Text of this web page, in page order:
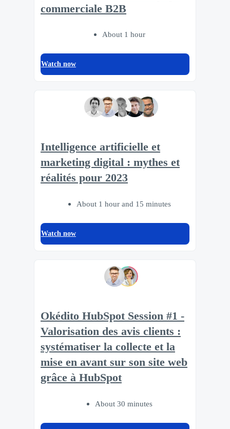
commerciale B2B
About 1 hour
Watch now
Intelligence artificielle et
marketing digital : mythes et
réalités pour 2023
About 1 hour and 15 minutes
Watch now
Okédito HubSpot Session #1 -
Valorisation des avis clients :
systématiser la collecte et la
mise en avant sur son site web
grâce à HubSpot
About 30 minutes